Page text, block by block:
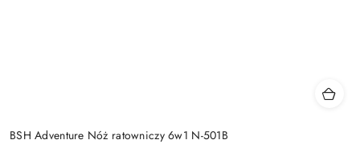
BSH Adventure Nóż ratowniczy 6w1 N-501B